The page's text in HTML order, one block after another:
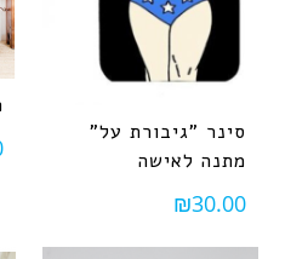
סינר "גיבורת על"
מתנה לאישה
₪30.00